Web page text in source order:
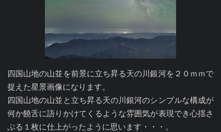
四国山地の山並を前景に立ち昇る天の川銀河を２０ｍｍで
捉えた星景画像になります。
四国山地の山並と立ち昇る天の川銀河のシンプルな構成が
何か饒舌に語りかけてくるような雰囲気が表現でき心揺さ
ぶる１枚に仕上がったように思います・・・。